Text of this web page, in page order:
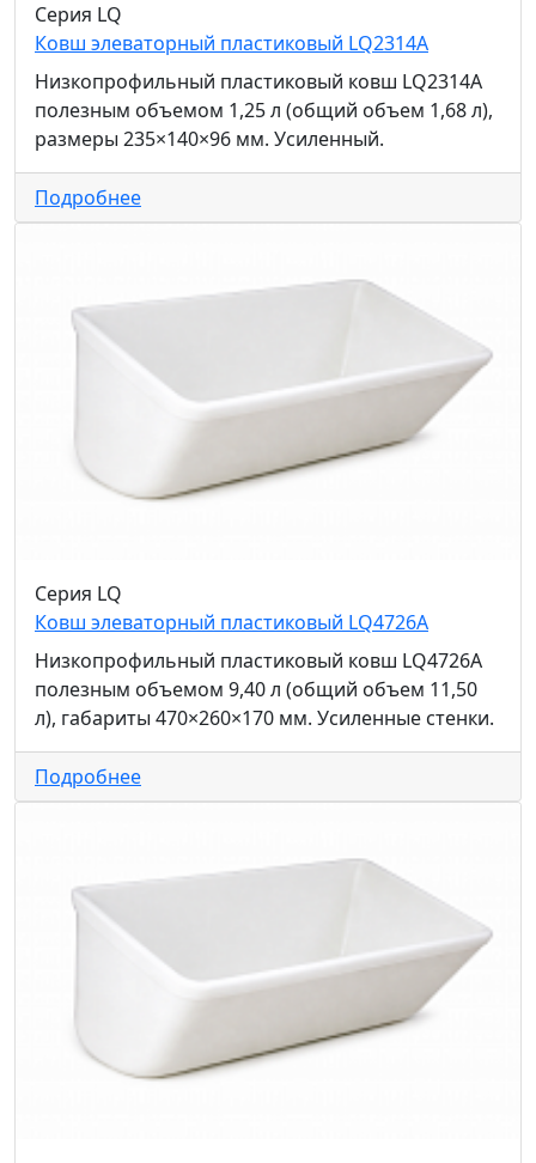
Серия LQ
Ковш элеваторный пластиковый LQ2314A
Низкопрофильный пластиковый ковш LQ2314A
полезным объемом 1,25 л (общий объем 1,68 л),
размеры 235×140×96 мм. Усиленный.
Подробнее
Серия LQ
Ковш элеваторный пластиковый LQ4726A
Низкопрофильный пластиковый ковш LQ4726A
полезным объемом 9,40 л (общий объем 11,50
л), габариты 470×260×170 мм. Усиленные стенки.
Подробнее